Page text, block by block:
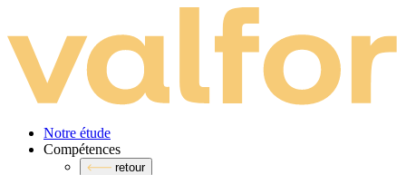
Notre étude
Compé­tences
retour